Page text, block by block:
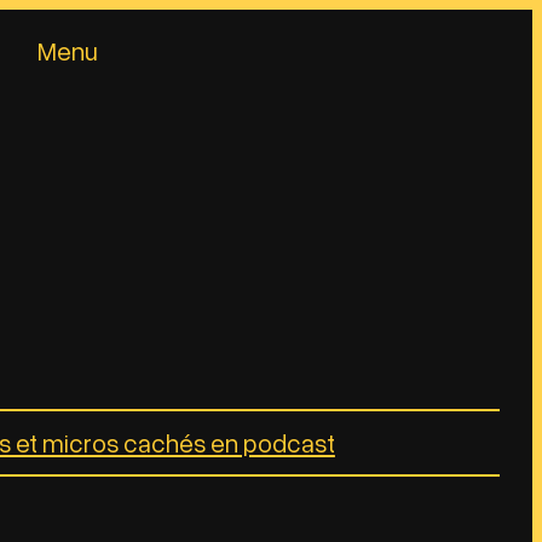
Menu
et micros cachés en podcast